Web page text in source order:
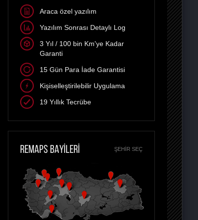
Araca özel yazılım
Yazılım Sonrası Detaylı Log
3 Yıl / 100 bin Km'ye Kadar
Garanti
15 Gün Para İade Garantisi
Kişiselleştirilebilir Uygulama
19 Yıllık Tecrübe
REMAPS BAYİLERİ ŞEHIR SEÇ